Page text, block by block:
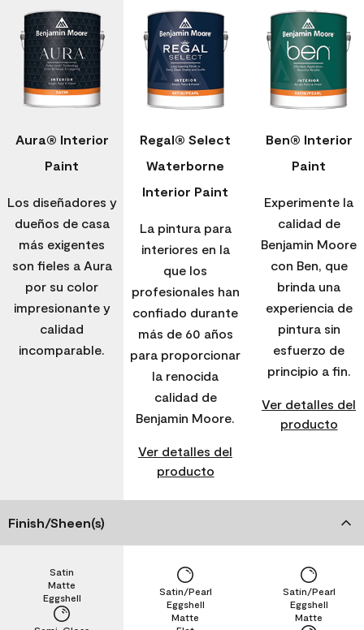
Aura® Interior
Paint
Los diseñadores y
dueños de casa
más exigentes
son fieles a Aura
por su color
impresionante y
calidad
incomparable.
Regal® Select
Waterborne
Interior Paint
La pintura para
interiores en la
que los
profesionales han
confiado durante
más de 60 años
para proporcionar
la renocida
calidad de
Benjamin Moore.
Ver detalles del
producto
Ben® Interior
Paint
Experimente la
calidad de
Benjamin Moore
con Ben, que
brinda una
experiencia de
pintura sin
esfuerzo de
principio a fin.
Ver detalles del
producto
Finish/Sheen(s)
Eggshell
Matte
Satin
Matte
Eggshell
Satin/Pearl
Matte
Eggshell
Satin/Pearl